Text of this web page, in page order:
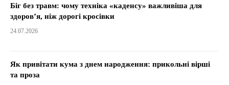
Біг без травм: чому техніка «каденсу» важливіша для
здоров’я, ніж дорогі кросівки
24.07.2026
Як привітати кума з днем народження: прикольні вірші
та проза